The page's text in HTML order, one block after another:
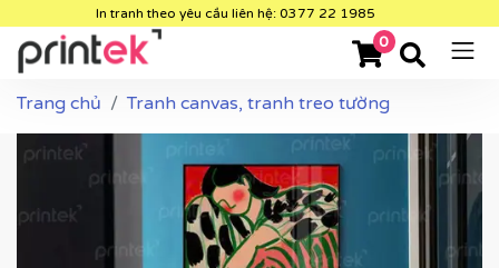
In tranh theo yêu cầu liên hệ: 0377 22 1985
0
Trang chủ Tranh canvas, tranh treo tường